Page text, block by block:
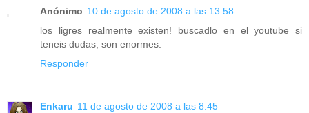
Anónimo 10 de agosto de 2008 a las 13:58
los ligres realmente existen! buscadlo en el youtube si
teneis dudas, son enormes.
Responder
Enkaru 11 de agosto de 2008 a las 8:45